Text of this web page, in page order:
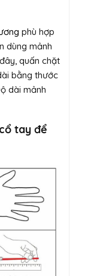
phù hợp
dùng mảnh
quấn chặt
bằng thước
dài mảnh
tay để